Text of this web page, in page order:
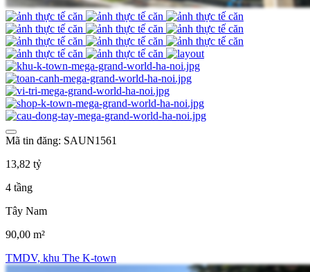
Mã tin đăng: SAUN1561
13,82 tỷ
4 tầng
Tây Nam
90,00 m²
TMDV, khu The K-town